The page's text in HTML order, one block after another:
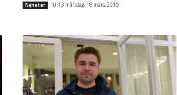
Nyheter 10:13 måndag, 18 mars, 2019